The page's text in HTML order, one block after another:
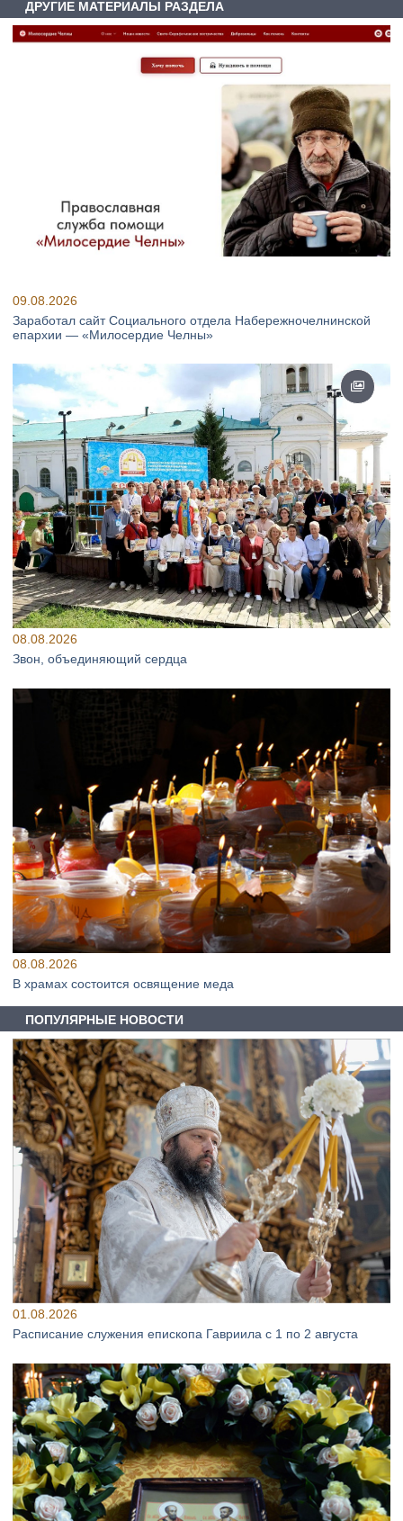
ДРУГИЕ МАТЕРИАЛЫ РАЗДЕЛА
09.08.2026
Заработал сайт Социального отдела Набережночелнинской
епархии — «Милосердие Челны»
08.08.2026
Звон, объединяющий сердца
08.08.2026
В храмах состоится освящение меда
ПОПУЛЯРНЫЕ НОВОСТИ
01.08.2026
Расписание служения епископа Гавриила с 1 по 2 августа